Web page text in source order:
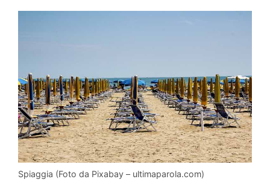
Spiaggia (Foto da Pixabay – ultimaparola.com)